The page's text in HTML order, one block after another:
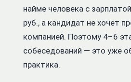
найме человека с
руб., а кандидат не хочет
компанией. Поэтому 4–6
собеседований — это уже
практика.